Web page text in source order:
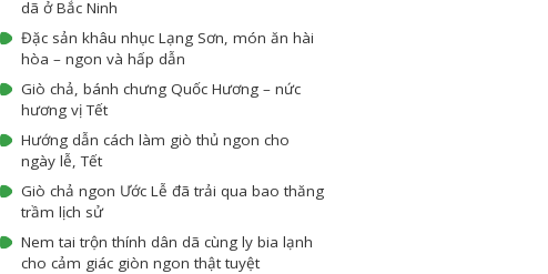
dã ở Bắc Ninh
Đặc sản khâu nhục Lạng Sơn, món ăn hài
hòa – ngon và hấp dẫn
Giò chả, bánh chưng Quốc Hương – nức
hương vị Tết
Hướng dẫn cách làm giò thủ ngon cho
ngày lễ, Tết
Giò chả ngon Ước Lễ đã trải qua bao thăng
trầm lịch sử
Nem tai trộn thính dân dã cùng ly bia lạnh
cho cảm giác giòn ngon thật tuyệt